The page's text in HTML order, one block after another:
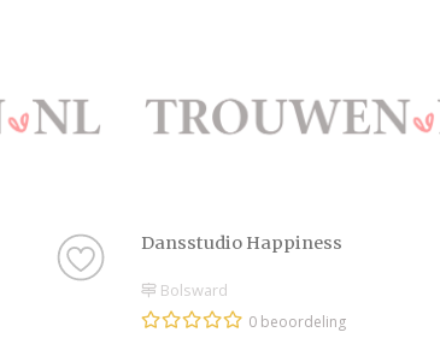
Dansstudio Happiness
Bolsward
0 beoordeling